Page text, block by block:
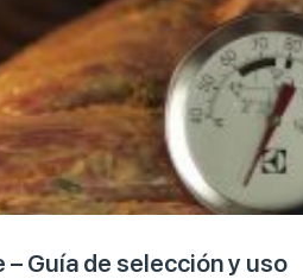
Guía de selección y uso